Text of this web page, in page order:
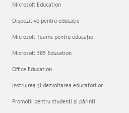
Microsoft Education
Dispozitive pentru educație
Microsoft Teams pentru educație
Microsoft 365 Education
Office Education
Instruirea și dezvoltarea educatorilor
Promoții pentru studenți și părinți